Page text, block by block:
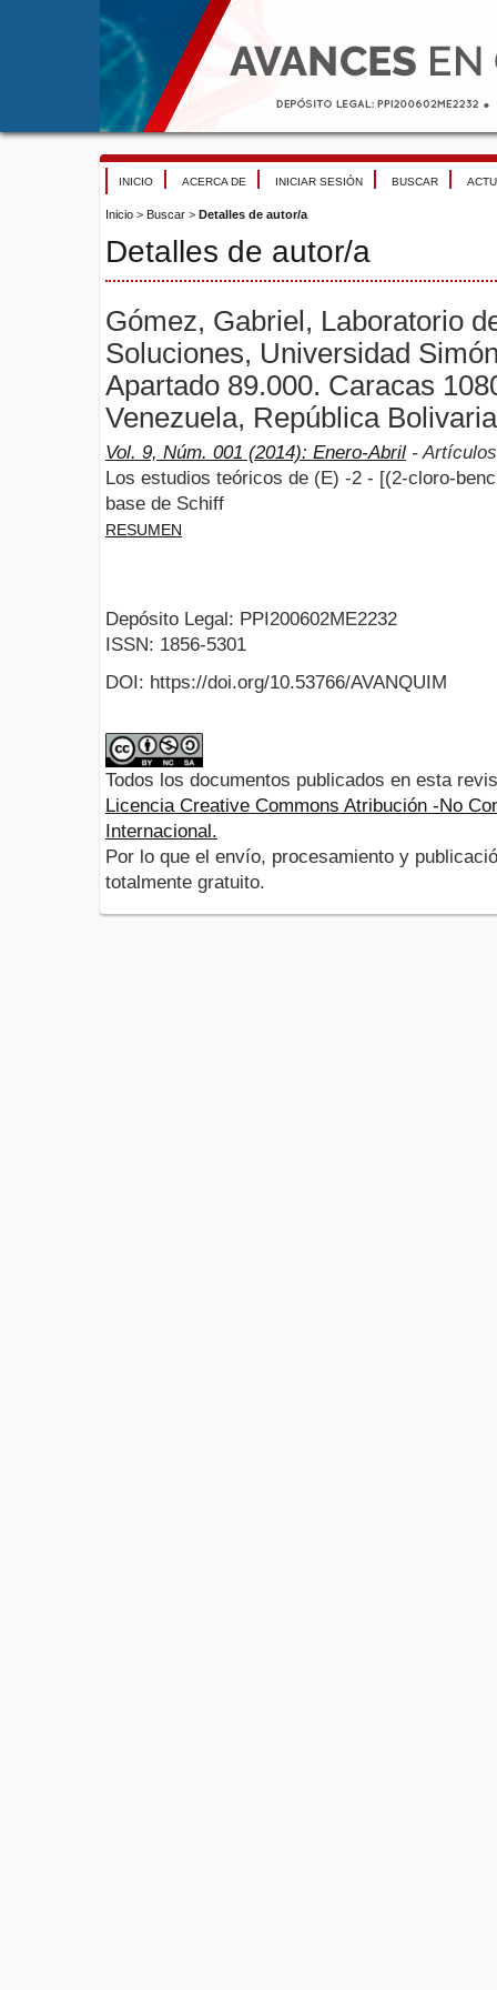
INICIO ACERCA DE INICIAR SESIÓN BUSCAR
Inicio > Buscar > Detalles de autor/a
Detalles de autor/a
Gómez, Gabriel, Laboratorio
Soluciones, Universidad
Apartado 89.000. Caracas
Venezuela, República
Vol. 9, Núm. 001 (2014): Enero-Abril -
Los estudios teóricos de (E) -2 - [(2-cloro-
base de Schiff
RESUMEN
Depósito Legal: PPI200602ME2232
ISSN: 1856-5301
DOI: https://doi.org/10.53766/AVANQUIM
Todos los documentos publicados en esta
Licencia Creative Commons Atribución -No
Internacional.
Por lo que el envío, procesamiento y
totalmente gratuito.